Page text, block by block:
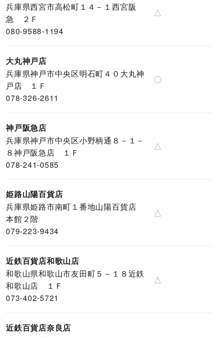
兵庫県西宮市高松町１４－１西宮阪
急 ２Ｆ
080-9588-1194
△
大丸神戸店
兵庫県神戸市中央区明石町４０大丸神
戸店 １Ｆ
078-326-2611
〇
神戸阪急店
兵庫県神戸市中央区小野柄通８－１－
８神戸阪急店 １Ｆ
078-241-0585
△
姫路山陽百貨店
兵庫県姫路市南町１番地山陽百貨店
本館２階
079-223-9434
△
近鉄百貨店和歌山店
和歌山県和歌山市友田町５－１８近鉄
和歌山店 １Ｆ
073-402-5721
△
近鉄百貨店奈良店